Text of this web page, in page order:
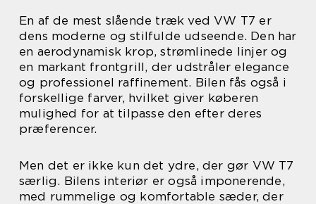
En af de mest slående træk ved VW T7 er
dens moderne og stilfulde udseende. Den har
en aerodynamisk krop, strømlinede linjer og
en markant frontgrill, der udstråler elegance
og professionel raffinement. Bilen fås også i
forskellige farver, hvilket giver køberen
mulighed for at tilpasse den efter deres
præferencer.
Men det er ikke kun det ydre, der gør VW T7
særlig. Bilens interiør er også imponerende,
med rummelige og komfortable sæder, der